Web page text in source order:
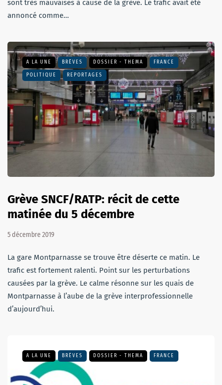
sont très mauvaises à cause de la grève. Le trafic avait été
annoncé comme…
A LA UNE BRÈVES DOSSIER - THEMA FRANCE
POLITIQUE REPORTAGES
Grève SNCF/RATP: récit de cette
matinée du 5 décembre
5 décembre 2019
La gare Montparnasse se trouve être déserte ce matin. Le
trafic est fortement ralenti. Point sur les perturbations
causées par la grève. Le calme résonne sur les quais de
Montparnasse à l’aube de la grève interprofessionnelle
d’aujourd’hui.
A LA UNE BRÈVES DOSSIER - THEMA FRANCE